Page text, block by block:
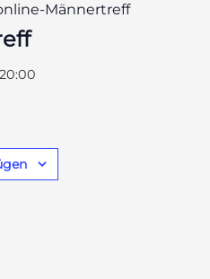
Männertreff
20:00